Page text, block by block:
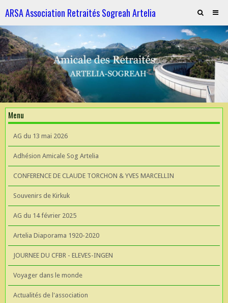
ARSA Association Retraités Sogreah Artelia
Invitation au repas le 21 novembre 2025
ARTELIA et l'Hydroélectricité
ARTELIA et l'Hydroélectricité
Souvenirs de KIrkuk
CONFERENCE DE CLAUDE TORCHON & YVES MARCELLIN A L'UIAD
AG 2026 du 13 mai
Menu
AG du 13 mai 2026
Adhésion Amicale Sog Artelia
CONFERENCE DE CLAUDE TORCHON & YVES MARCELLIN
Souvenirs de Kirkuk
AG du 14 février 2025
Artelia Diaporama 1920-2020
JOURNEE DU CFBR - ELEVES-INGEN
Voyager dans le monde
Actualités de l'association